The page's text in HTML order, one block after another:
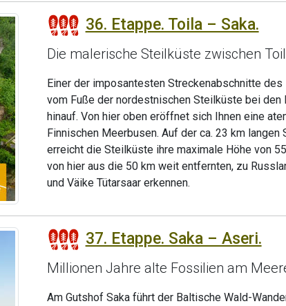
36. Etappe. Toila – Saka.
Die malerische Steilküste zwischen
Einer der imposantesten Streckenabschnitte
vom Fuße der nordestnischen Steilküste bei
hinauf. Von hier oben eröffnet sich Ihnen eine
Finnischen Meerbusen. Auf der ca. 23 km langen
erreicht die Steilküste ihre maximale Höhe von
von hier aus die 50 km weit entfernten, zu
und Väike Tütarsaar erkennen.
37. Etappe. Saka – Aseri.
Millionen Jahre alte Fossilien am
Am Gutshof Saka führt der Baltische Wald-